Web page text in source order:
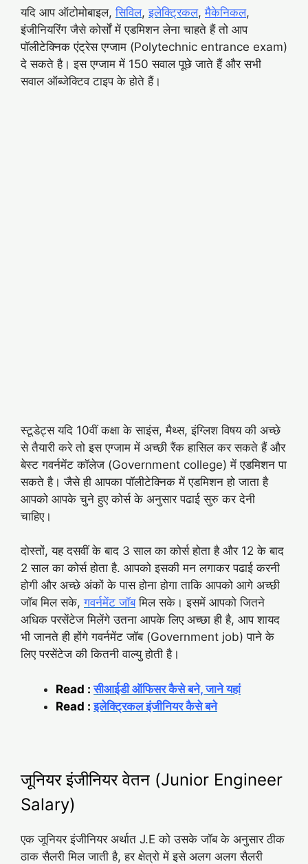
यदि आप ऑटोमोबाइल,सिविल,इलेक्ट्रिकल,मैकेनिकल,
इंजीनियरिंग जैसे कोर्सों में एडमिशन लेना चाहते हैं तो आप
पॉलीटेक्निक एंट्रेस एग्जाम (Polytechnic entrance exam)
दे सकते है। इस एग्जाम में 150 सवाल पूछे जाते हैं और सभी
सवाल ऑब्जेक्टिव टाइप के होते हैं।
स्टूडेट्स यदि 10वीं कक्षा के साइंस, मैथ्स, इंग्लिश विषय की अच्छे
से तैयारी करे तो इस एग्जाम में अच्छी रैंक हासिल कर सकते हैं और
बेस्ट गवर्नमेंट कॉलेज (Government college) में एडमिशन पा
सकते है। जैसे ही आपका पॉलीटेक्निक में एडमिशन हो जाता है
आपको आपके चुने हुए कोर्स के अनुसार पढाई सुरु कर देनी
चाहिए।
दोस्तों, यह दसवीं के बाद 3 साल का कोर्स होता है और 12 के बाद
2 साल का कोर्स होता है. आपको इसकी मन लगाकर पढाई करनी
होगी और अच्छे अंकों के पास होना होगा ताकि आपको आगे अच्छी
जॉब मिल सके,गवर्नमेंट जॉबमिल सके। इसमें आपको जितने
अधिक परसेंटेज मिलेंगे उतना आपके लिए अच्छा ही है, आप शायद
भी जानते ही होंगे गवर्नमेंट जॉब (Government job) पाने के
लिए परसेंटेज की कितनी वाल्यु होती है।
Read :सीआईडी ऑफिसर कैसे बने, जाने यहां
Read :इलेक्ट्रिकल इंजीनियर कैसे बने
जूनियर इंजीनियर वेतन (Junior Engineer
Salary)
एक जूनियर इंजीनियर अर्थात J.E को उसके जॉब के अनुसार ठीक
ठाक सैलरी मिल जाती है, हर क्षेत्रो में इसे अलग अलग सैलरी